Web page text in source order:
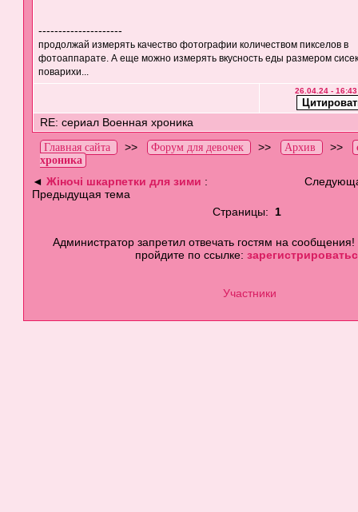
---------------------
продолжай измерять качество фотографии количеством пикселов в
фотоаппарате. А еще можно измерять вкусность еды размером
поварихи...
26.04.24 -
RE: сериал Военная хроника
Главная сайта >> Форум для девочек >> Архив >>
хроника
◄Жіночі шкарпетки для зими :
Предыдущая тема
Страницы: 1
Администратор запретил отвечать гостям на
пройдите по ссылке:
Участники